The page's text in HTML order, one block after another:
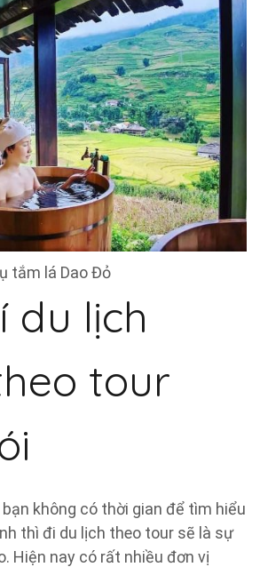
tắm lá Dao Đỏ
du lịch
tour
không có thời gian để tìm hiểu
thì đi du lịch theo tour sẽ là sự
Hiện nay có rất nhiều đơn vị